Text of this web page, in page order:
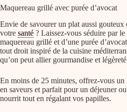
Maquereau grillé avec purée d’avocat
Envie de savourer un plat aussi gouteux
votre santé ? Laissez-vous séduire par
maquereau grillé et d’une purée
tout droit inspiré de la cuisine
qu’on peut allier gourmandise et
En moins de 25 minutes, offrez-vous un
en saveurs et parfait pour un déjeuner
nourrit tout en régalant vos papilles.